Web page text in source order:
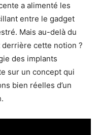
a alimenté les
entre le gadget
Mais au-delà du
cette notion ?
des implants
sur un concept qui
bien réelles d’un